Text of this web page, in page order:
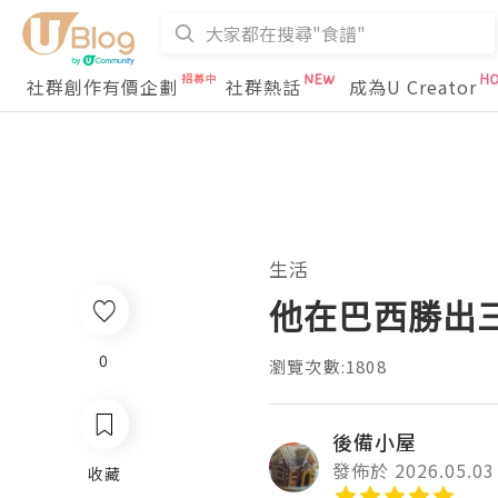
社群創作有價企劃 社群熱話 成為U Creator
生活
他在巴西勝出
瀏覽次數:1808
後備小屋
發佈於 2026.05.03
0
收藏